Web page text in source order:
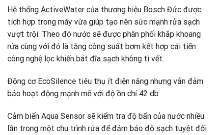
Hệ thống ActiveWater của thương hiệu Bosch Đức được
tích hợp trong máy vừa giúp tạo nên sức mạnh rửa sạch
vượt trội. Theo đó nước sẽ được phân phối khắp khoang
rửa cùng với đó là tăng công suất bơm kết hợp cải tiến
công nghệ lọc khiến bát đĩa sạch không tì vết.
Động cơ EcoSilence tiêu thụ ít điện năng nhưng vẫn đảm
bảo hoạt động mạnh mẽ với độ ồn chỉ 42 db
Cảm biến Aqua Sensor sẽ kiểm tra độ bẩn của nước nhiều
lần trong một chu trình rửa để đảm bảo độ sạch tuyệt đối